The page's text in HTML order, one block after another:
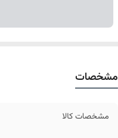
مشخصات
مشخصات کالا